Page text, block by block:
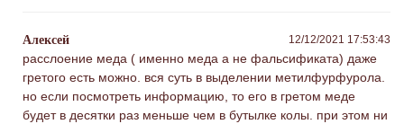
Алексей 12/12/2021 17:53:43
расслоение меда ( именно меда а не фальсификата) даже
гретого есть можно. вся суть в выделении метилфурфурола.
но если посмотреть информацию, то его в гретом меде
будет в десятки раз меньше чем в бутылке колы. при этом ни